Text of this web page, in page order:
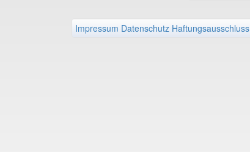
Impressum Datenschutz Haftungsausschluss